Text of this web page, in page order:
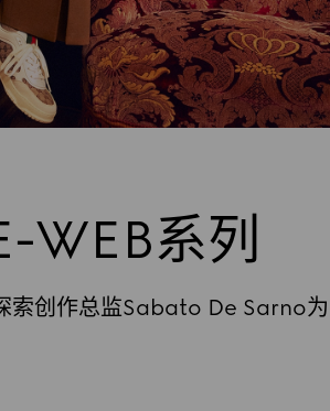
WEB系列
创作总监Sabato De Sarno为